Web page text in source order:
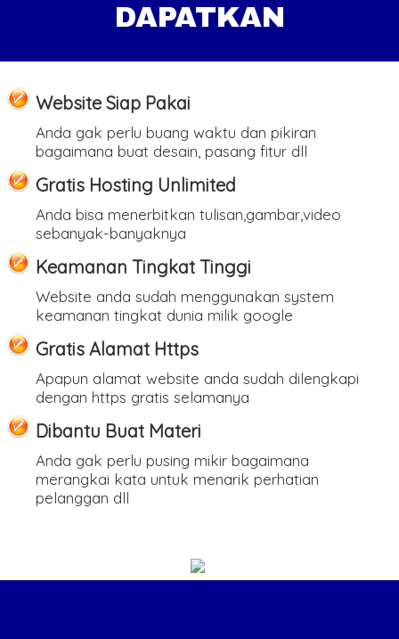
DAPATKAN
Website Siap Pakai
Anda gak perlu buang waktu dan pikiran
bagaimana buat desain, pasang fitur dll
Gratis Hosting Unlimited
Anda bisa menerbitkan tulisan,gambar,video
sebanyak-banyaknya
Keamanan Tingkat Tinggi
Website anda sudah menggunakan system
keamanan tingkat dunia milik google
Gratis Alamat Https
Apapun alamat website anda sudah dilengkapi
dengan https gratis selamanya
Dibantu Buat Materi
Anda gak perlu pusing mikir bagaimana
merangkai kata untuk menarik perhatian
pelanggan dll